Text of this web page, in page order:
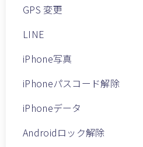
GPS 変更
LINE
iPhone写真
iPhoneパスコード解除
iPhoneデータ
Androidロック解除